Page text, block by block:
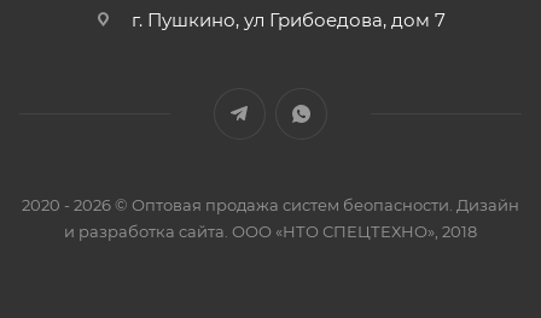
г. Пушкино, ул Грибоедова, дом 7
2020 - 2026 © Оптовая продажа систем беопасности. Дизайн
и разработка сайта. ООО «НТО СПЕЦТЕХНО», 2018